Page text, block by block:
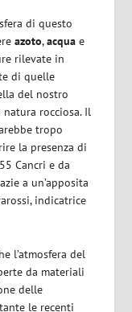
di questo
azoto,acqua e
rilevate in
di quelle
del nostro
rocciosa. Il
tropo
la presenza di
Cancri e da
a un’apposita
indicatrice
l’atmosfera del
da materiali
delle
le recenti